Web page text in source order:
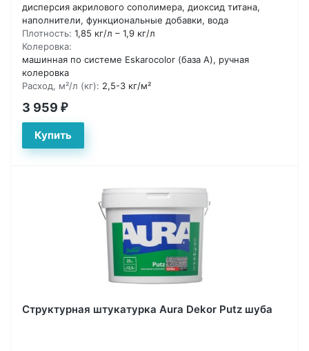
дисперсия акрилового сополимера, диоксид титана,
наполнители, функциональные добавки, вода
Плотность: 1,85 кг/л – 1,9 кг/л
Колеровка:
машинная по системе Eskarocolor (база А), ручная
колеровка
Расход, м²/л (кг): 2,5-3 кг/м²
3 959 ₽
Структурная штукатурка Aura Dekor Putz шуба